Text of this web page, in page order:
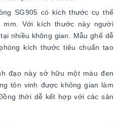
SG905 có kích thước cụ thể
mm. Với kích thước này người
nhiều không gian. Mẫu ghế dễ
kích thước tiêu chuẩn tạo
đạo này sở hữu một màu đen
tôn vinh được không gian làm
thời dễ kết hợp với các sản